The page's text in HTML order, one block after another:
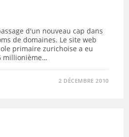
d'un nouveau cap dans
de domaines. Le site web
primaire zurichoise a eu
millionième…
2 DÉCEMBRE 2010